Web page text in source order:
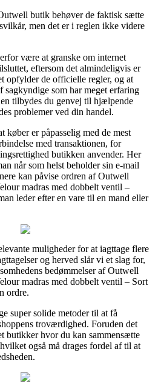
butik behøver de faktisk sætte
men det er i reglen ikke videre
være at granske om internet
eftersom det almindeligvis er
opfylder de officielle regler, og at
sagkyndige som har meget erfaring
tilbydes du genvej til hjælpende
problemer ved din handel.
køber er påpasselig med de mest
med transaktionen, for
butikken anvender. Her
når som helst beholder sin e-mail
kan påvise ordren af Outwell
madras med dobbelt ventil –
leder efter en vare til en mand eller
muligheder for at iagttage flere
og herved slår vi et slag for,
bedømmelser af Outwell
madras med dobbelt ventil – Sort
ordre.
super solide metoder til at få
troværdighed. Foruden det
butikker hvor du kan sammensætte
også må drages fordel af til at